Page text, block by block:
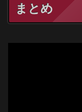
まとめ